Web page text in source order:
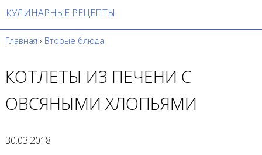
КУЛИНАРНЫЕ РЕЦЕПТЫ
Главная › Вторые блюда
КОТЛЕТЫ ИЗ ПЕЧЕНИ С
ОВСЯНЫМИ ХЛОПЬЯМИ
30.03.2018